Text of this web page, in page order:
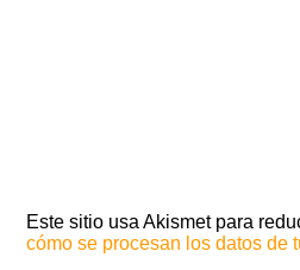
Este sitio usa Akismet para
cómo se procesan los datos de